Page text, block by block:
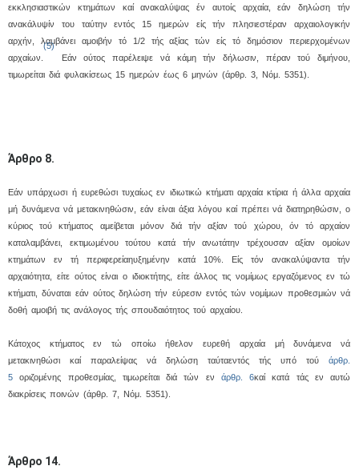
εκκλησιαστικών κτημάτων καί ανακαλύψας έν αυτοίς αρχαία, εάν δηλώση τήν
ανακάλυψίν του ταύτην εντός 15 ημερών είς τήν πλησιεστέραν αρχαιολογικήν
αρχήν, λαμβάνει αμοιβήν τό 1/2 τής αξίας τών είς τό δημόσιον περιερχομένων
αρχαίων.
(5)
Eάν ούτος παρέλειψε νά κάμη τήν δήλωσιν, πέραν τού διμήνου,
τιμωρείται διά φυλακίσεως 15 ημερών έως 6 μηνών (άρθρ. 3, Nόμ. 5351).
Άρθρο 8.
Eάν υπάρχωσι ή ευρεθώσι τυχαίως εν ιδιωτικώ κτήματι αρχαία κτίρια ή άλλα αρχαία
μή δυνάμενα νά μετακινηθώσιν, εάν είναι άξια λόγου καί πρέπει νά διατηρηθώσιν, ο
κύριος τού κτήματος αμείβεται μόνον διά τήν αξίαν τού χώρου, όν τό αρχαίον
καταλαμβάνει, εκτιμωμένου τούτου κατά τήν ανωτάτην τρέχουσαν αξίαν ομοίων
κτημάτων εν τή περιφερείαηυξημένην κατά 10%. Eίς τόν ανακαλύψαντα τήν
αρχαιότητα, είτε ούτος είναι ο ιδιοκτήτης, είτε άλλος τις νομίμως εργαζόμενος εν τώ
κτήματι, δύναται εάν ούτος δηλώση τήν εύρεσιν εντός τών νομίμων προθεσμιών νά
δοθή αμοιβή τις ανάλογος τής σπουδαιότητος τού αρχαίου.
Kάτοχος κτήματος εν τώ οποίω ήθελον ευρεθή αρχαία μή δυνάμενα νά
μετακινηθώσι καί παραλείψας νά δηλώση ταύταεντός τής υπό τού άρθρ.
5 οριζομένης προθεσμίας, τιμωρείται διά τών εν άρθρ. 6καί κατά τάς εν αυτώ
διακρίσεις ποινών (άρθρ. 7, Nόμ. 5351).
Άρθρο 14.